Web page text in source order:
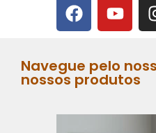
Navegue pelo
nossos produtos